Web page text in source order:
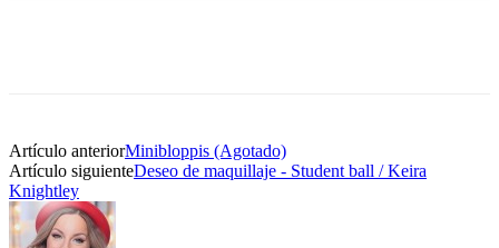
Artículo anteriorMinibloppis (Agotado)
Artículo siguienteDeseo de maquillaje - Student ball / Keira
Knightley